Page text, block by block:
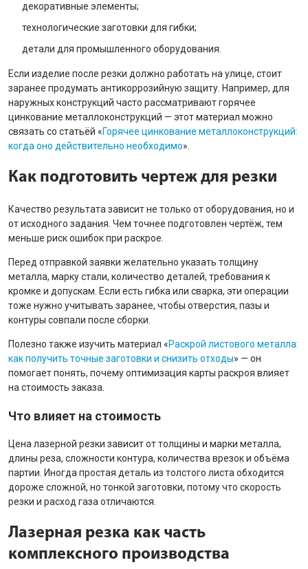
декоративные элементы;
технологические заготовки для гибки;
детали для промышленного оборудования.
Если изделие после резки должно работать на улице, стоит
заранее продумать антикоррозийную защиту. Например, для
наружных конструкций часто рассматривают горячее
цинкование металлоконструкций — этот материал можно
связать со статьёй «Горячее цинкование металлоконструкций:
когда оно действительно необходимо».
Как подготовить чертеж для резки
Качество результата зависит не только от оборудования, но и
от исходного задания. Чем точнее подготовлен чертёж, тем
меньше риск ошибок при раскрое.
Перед отправкой заявки желательно указать толщину
металла, марку стали, количество деталей, требования к
кромке и допускам. Если есть гибка или сварка, эти операции
тоже нужно учитывать заранее, чтобы отверстия, пазы и
контуры совпали после сборки.
Полезно также изучить материал «Раскрой листового металла:
как получить точные заготовки и снизить отходы» — он
помогает понять, почему оптимизация карты раскроя влияет
на стоимость заказа.
Что влияет на стоимость
Цена лазерной резки зависит от толщины и марки металла,
длины реза, сложности контура, количества врезок и объёма
партии. Иногда простая деталь из толстого листа обходится
дороже сложной, но тонкой заготовки, потому что скорость
резки и расход газа отличаются.
Лазерная резка как часть
комплексного производства